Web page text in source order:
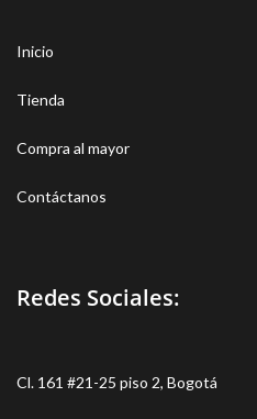
Inicio
Tienda
Compra al mayor
Contáctanos
Redes Sociales:
Cl. 161 #21-25 piso 2, Bogotá